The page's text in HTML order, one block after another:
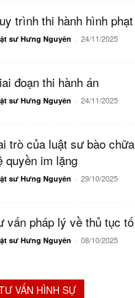
trình thi hành hình
sư Hưng Nguyên - 24/11/2025
đoạn thi hành án
sư Hưng Nguyên - 24/11/2025
trò của luật sư bào
quyền im lặng
sư Hưng Nguyên - 29/10/2025
vấn pháp lý về thủ tục
sư Hưng Nguyên - 08/10/2025
VẤN HÌNH SỰ